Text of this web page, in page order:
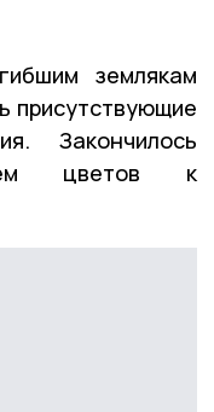
землякам
присутствующие
Закончилось
цветов к